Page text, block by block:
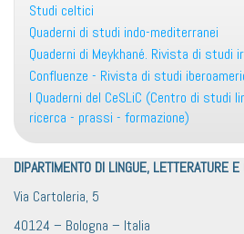
Studi celtici
Quaderni di studi indo-mediterranei
Quaderni di Meykhané. Rivista di studi
Confluenze - Rivista di studi
I Quaderni del CeSLiC (Centro di studi
ricerca - prassi - formazione)
DIPARTIMENTO DI LINGUE, LETTERATURE
Via Cartoleria, 5
40124 – Bologna – Italia